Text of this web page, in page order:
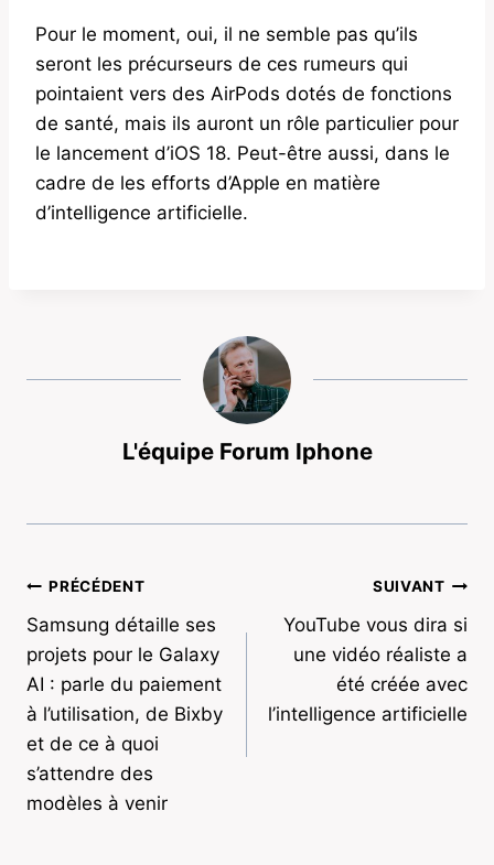
Pour le moment, oui, il ne semble pas qu’ils
seront les précurseurs de ces rumeurs qui
pointaient vers des AirPods dotés de fonctions
de santé, mais ils auront un rôle particulier pour
le lancement d’iOS 18. Peut-être aussi, dans le
cadre de les efforts d’Apple en matière
d’intelligence artificielle.
L'équipe Forum Iphone
Navigation
de
l’article
PRÉCÉDENT
Samsung détaille ses
projets pour le Galaxy
AI : parle du paiement
à l’utilisation, de Bixby
et de ce à quoi
s’attendre des
modèles à venir
SUIVANT
YouTube vous dira si
une vidéo réaliste a
été créée avec
l’intelligence artificielle